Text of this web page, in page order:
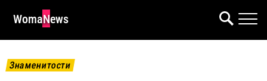
WomaNews
Знаменитости